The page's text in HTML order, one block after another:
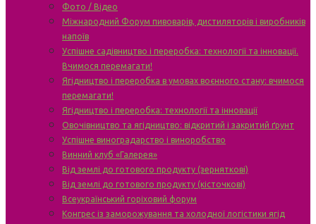
Фото / Відео
Міжнародний Форум пивоварів, дистиляторів і виробників
напоїв
Успішне садівництво і переробка: технології та інновації.
Вчимося перемагати!
Ягідництво і переробка в умовах воєнного стану: вчимося
перемагати!
Ягідництво і переробка: технології та інновації
Овочівництво та ягідництво: відкритий і закритий ґрунт
Успішне виноградарство і виноробство
Винний клуб «Галерея»
Від землі до готового продукту (зерняткові)
Від землі до готового продукту (кісточкові)
Всеукраїнський горіховий форум
Конгрес із заморожування та холодної логістики ягід